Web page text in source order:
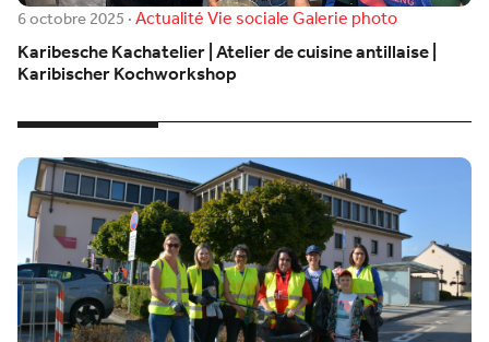
6 octobre 2025·ActualitéVie socialeGalerie photo
Karibesche Kachatelier | Atelier de cuisine antillaise |
Karibischer Kochworkshop